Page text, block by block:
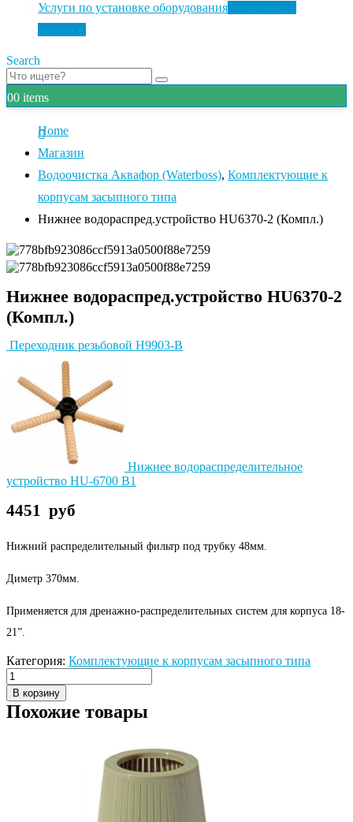
Услуги по установке оборудования
Search
00 items
Home
Магазин
Водоочистка Аквафор (Waterboss), Комплектующие к
корпусам засыпного типа
Нижнее водораспред.устройство HU6370-2 (Компл.)
Нижнее водораспред.устройство HU6370-2
(Компл.)
Переходник резьбовой H9903-B
Нижнее водораспределительное
устройство HU-6700 B1
4451 руб
Нижний распределительный фильтр под трубку 48мм.
Диметр 370мм.
Применяется для дренажно-распределительных систем для корпуса 18-
21”.
Категория: Комплектующие к корпусам засыпного типа
В корзину
Похожие товары